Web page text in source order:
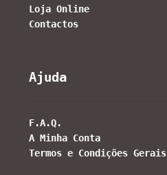
Loja Online
Contactos
Ajuda
F.A.Q.
A Minha Conta
Termos e Condições Gerais